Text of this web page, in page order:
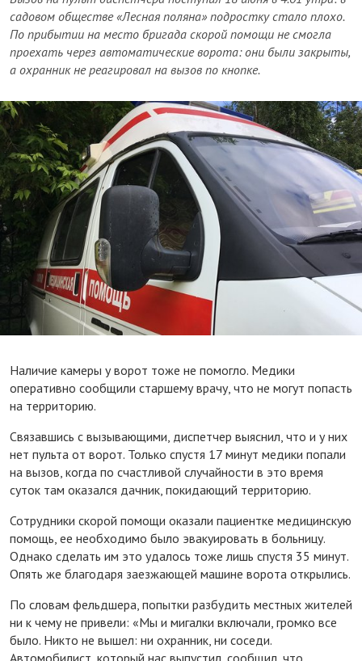
садовом обществе «Лесная поляна» подростку стало плохо.
По прибытии на место бригада скорой помощи не смогла
проехать через автоматические ворота: они были закрыты,
а охранник не реагировал на вызов по кнопке.
Наличие камеры у ворот тоже не помогло. Медики
оперативно сообщили старшему врачу, что не могут попасть
на территорию.
Связавшись с вызывающими, диспетчер выяснил, что и у них
нет пульта от ворот. Только спустя 17 минут медики попали
на вызов, когда по счастливой случайности в это время
суток там оказался дачник, покидающий территорию.
Сотрудники скорой помощи оказали пациентке медицинскую
помощь, ее необходимо было эвакуировать в больницу.
Однако сделать им это удалось тоже лишь спустя 35 минут.
Опять же благодаря заезжающей машине ворота открылись.
По словам фельдшера, попытки разбудить местных жителей
ни к чему не привели: «Мы и мигалки включали, громко все
было. Никто не вышел: ни охранник, ни соседи.
Автомобилист, который нас выпустил, сообщил, что